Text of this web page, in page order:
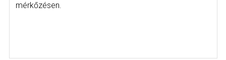
mérkőzésen.